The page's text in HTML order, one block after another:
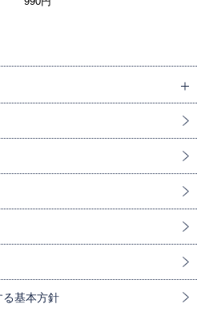
る基本方針